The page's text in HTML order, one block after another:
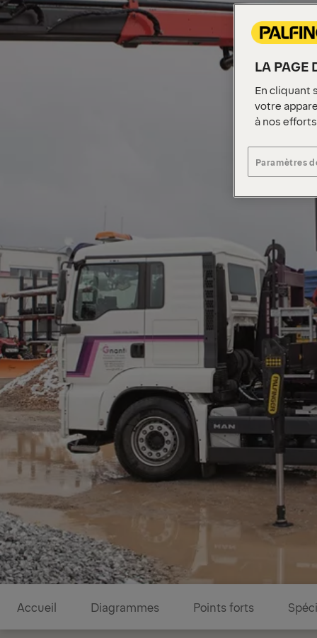
Accueil Diagrammes Points forts
Diagrammes
LA PAGE
En cliquant
votre
à nos
Paramètres